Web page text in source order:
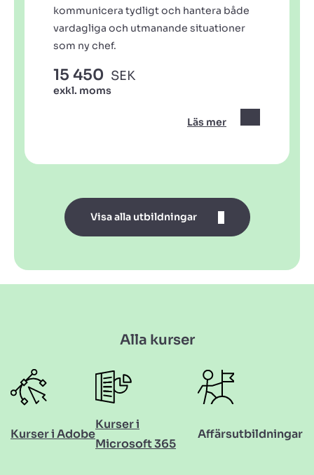
kommunicera tydligt och hantera både
vardagliga och utmanande situationer
som ny chef.
15 450 SEK
exkl. moms
Läs mer
Visa alla utbildningar
Alla kurser
Kurser i Adobe
Kurser i
Microsoft 365
Affärsutbildningar